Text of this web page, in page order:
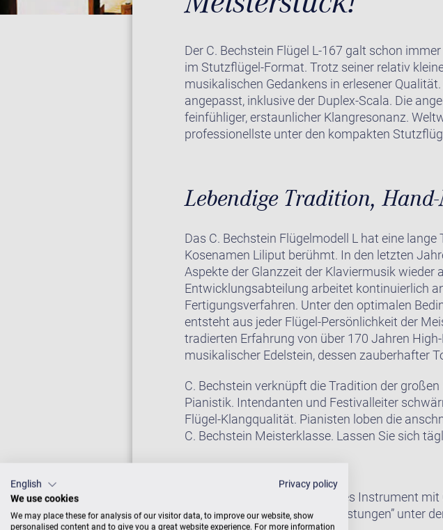
Der C. Bechstein Flügel L-167 galt schon
im Stutzflügel-Format. Trotz seiner relativ
musikalischen Gedankens in erlesener
angepasst, inklusive der Duplex-Scala. Die
feinfühliger, erstaunlicher Klangresonanz.
professionellste unter den kompakten
Lebendige Tradition,
Das C. Bechstein Flügelmodell L hat eine
Kosenamen Liliput berühmt. In den letzten
Aspekte der Glanzzeit der Klaviermusik wieder
Entwicklungsabteilung arbeitet kontinuierlich
Fertigungsverfahren. Unter den optimalen
entsteht aus jeder Flügel-Persönlichkeit der
tradierten Erfahrung von über 170 Jahren
musikalischer Edelstein, dessen zauberhafter
C. Bechstein verknüpft die Tradition der
Pianistik. Intendanten und Festivalleiter
Flügel-Klangqualität. Pianisten loben die
C. Bechstein Meisterklasse. Lassen Sie sich
Auf Wunsch erhalten Sie dieses Instrument
Sie weiter unten bei “Zusatzleistungen” unter
English
Privacy policy
We use cookies
We may place these for analysis of our visitor data, to improve our website, show
personalised content and to give you a great website experience. For more information